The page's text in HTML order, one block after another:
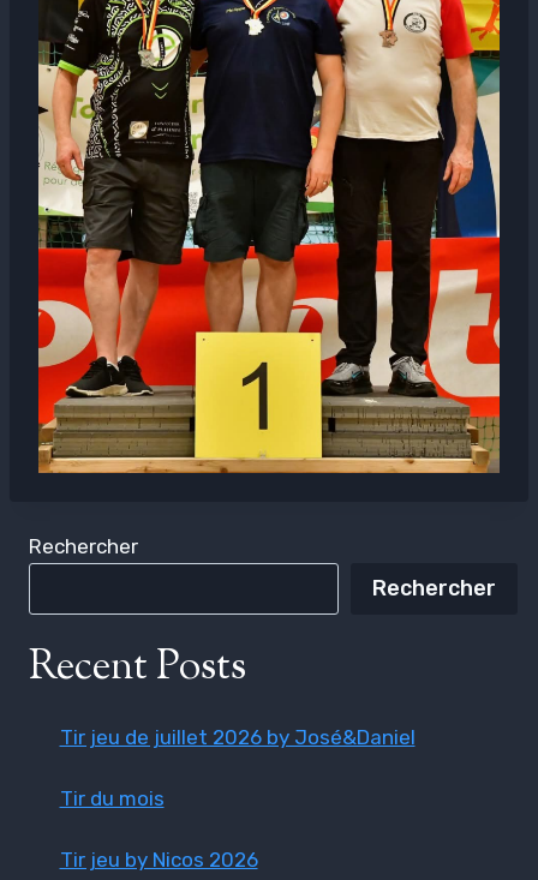
Rechercher
Rechercher
Recent Posts
Tir jeu de juillet 2026 by José&Daniel
Tir du mois
Tir jeu by Nicos 2026